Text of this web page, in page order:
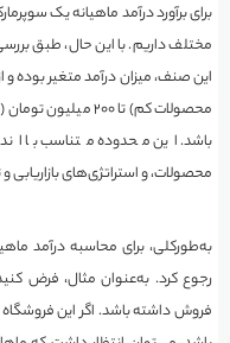
برای برآورد درآمد ماهیانه یک
مختلف داریم. با این حال، طبق
محصولات کم) تا ۲۰۰
باشد. این محدوده متناسب با
محصولات، و استراتژی‌های بازاریابی
به‌طورکلی، برای محاسبه درآمد